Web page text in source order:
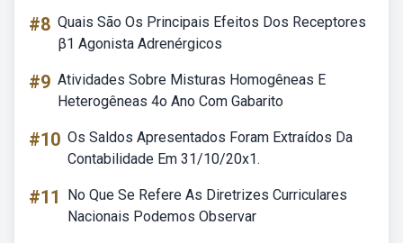
#8 Quais São Os Principais Efeitos Dos Receptores
β1 Agonista Adrenérgicos
#9 Atividades Sobre Misturas Homogêneas E
Heterogêneas 4o Ano Com Gabarito
#10 Os Saldos Apresentados Foram Extraídos Da
Contabilidade Em 31/10/20x1.
#11
No Que Se Refere As Diretrizes Curriculares
Nacionais Podemos Observar